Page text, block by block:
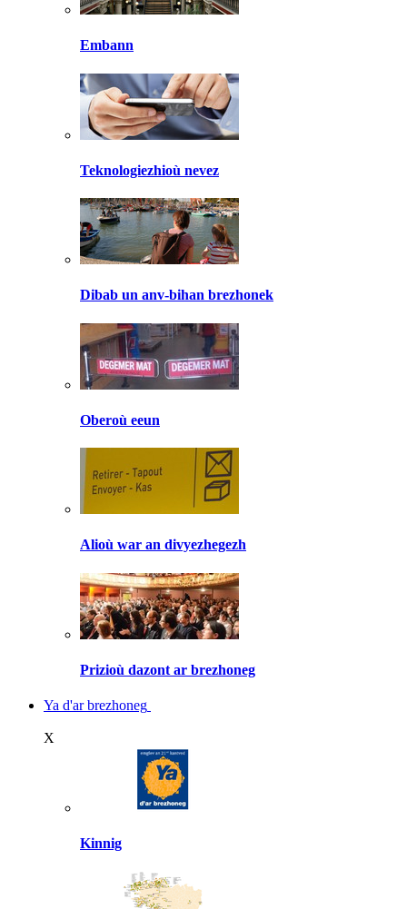
Embann
Teknologiezhioù nevez
Dibab un anv-bihan brezhonek
Oberoù eeun
Alioù war an divyezhegezh
Prizioù dazont ar brezhoneg
Ya d'ar brezhoneg
X
Kinnig